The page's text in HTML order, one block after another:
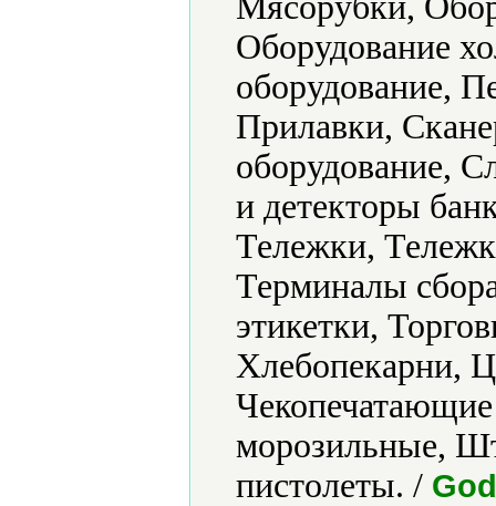
Оборудование
оборудование,
Прилавки,
оборудование,
и детекторы
Тележки,
Терминалы
этикетки,
Хлебопекарни,
морозильные,
пистолеты. /